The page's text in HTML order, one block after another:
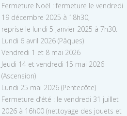
Fermeture Noël : fermeture le vendredi
19 décembre 2025 à 18h30,
reprise le lundi 5 janvier 2025 à 7h30.
Lundi 6 avril 2026 (Pâques)
Vendredi 1 et 8 mai 2026
Jeudi 14 et vendredi 15 mai 2026
(Ascension)
Lundi 25 mai 2026 (Pentecôte)
Fermeture d’été : le vendredi 31 juillet
2026 à 16h00 (nettoyage des jouets et